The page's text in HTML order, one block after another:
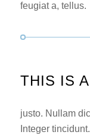
feugiat a, tellus.
THIS IS
justo. Nullam
Integer